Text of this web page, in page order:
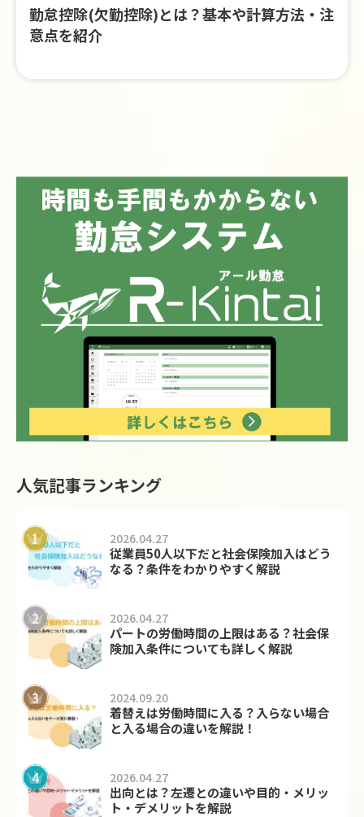
勤怠控除(欠勤控除)とは？基本や計算方法・注
意点を紹介
人気記事ランキング
従業員50人以下だと社会保険加入はどう
なる？条件をわかりやすく解説
2026.04.27
パートの労働時間の上限はある？社会保
険加入条件についても詳しく解説
2026.04.27
着替えは労働時間に入る？入らない場合
と入る場合の違いを解説！
2024.09.20
出向とは？左遷との違いや目的・メリッ
ト・デメリットを解説
2026.04.27